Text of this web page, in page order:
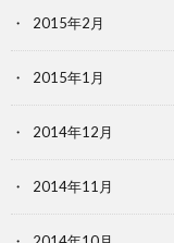
2015年2月
2015年1月
2014年12月
2014年11月